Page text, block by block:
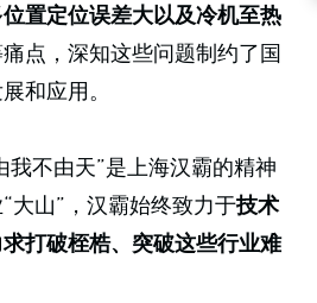
置定位误差大以及冷机至热
点，深知这些问题制约了国
和应用。
我不由天”是上海汉霸的精神
大山”，汉霸始终致力于技术
打破桎梏、突破这些行业难